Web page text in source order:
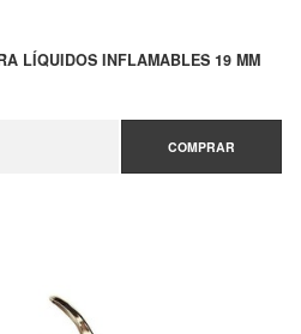
LÍQUIDOS INFLAMABLES 19 MM
COMPRAR